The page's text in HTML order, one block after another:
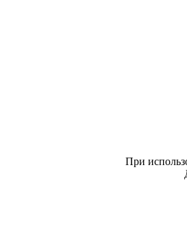
При